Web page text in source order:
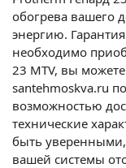
обогрева вашего
энергию.
необходимо
23 MTV, вы
santehmoskva.ru
возможностью
технические
быть уверенными,
вашей системы